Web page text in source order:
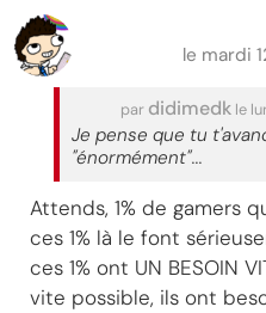
le mardi
par didimedk le
Je pense que tu
"énormément"...
Attends, 1% de gamers
ces 1% là le font
ces 1% ont UN BESOIN
vite possible, ils ont